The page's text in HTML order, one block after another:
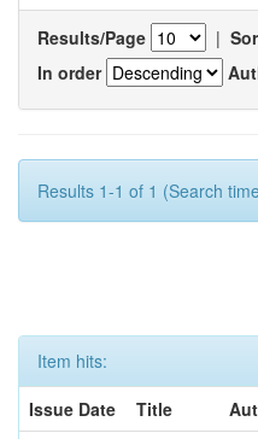
Results/Page |
In order
Results 1-1 of 1 (Search
Item hits:
Issue Date
Title